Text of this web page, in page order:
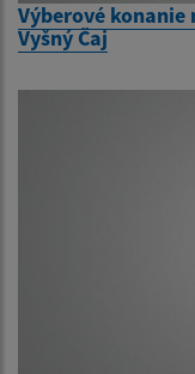
Výberové
Vyšný Čaj